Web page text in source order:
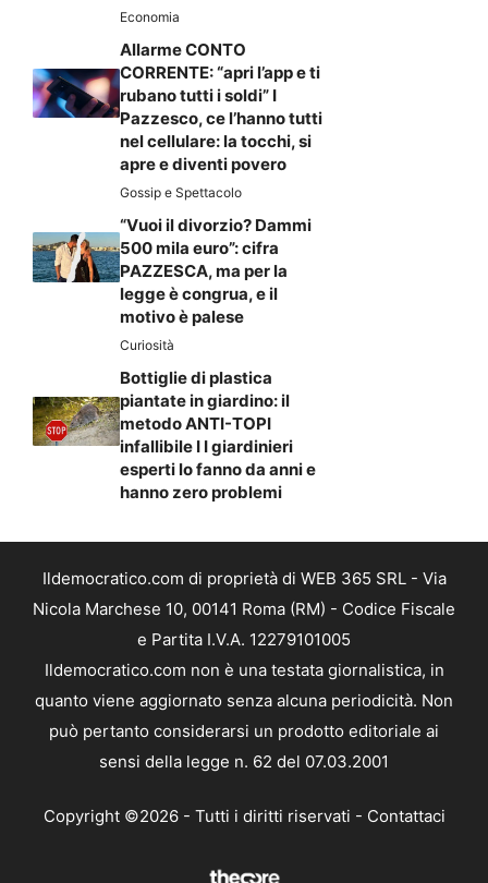
Economia
Allarme CONTO
CORRENTE: “apri l’app e ti
rubano tutti i soldi” I
Pazzesco, ce l’hanno tutti
nel cellulare: la tocchi, si
apre e diventi povero
Gossip e Spettacolo
“Vuoi il divorzio? Dammi
500 mila euro”: cifra
PAZZESCA, ma per la
legge è congrua, e il
motivo è palese
Curiosità
Bottiglie di plastica
piantate in giardino: il
metodo ANTI-TOPI
infallibile I I giardinieri
esperti lo fanno da anni e
hanno zero problemi
Ildemocratico.com di proprietà di WEB 365 SRL - Via
Nicola Marchese 10, 00141 Roma (RM) - Codice Fiscale
e Partita I.V.A. 12279101005
Ildemocratico.com non è una testata giornalistica, in
quanto viene aggiornato senza alcuna periodicità. Non
può pertanto considerarsi un prodotto editoriale ai
sensi della legge n. 62 del 07.03.2001
Copyright ©2026 - Tutti i diritti riservati - Contattaci